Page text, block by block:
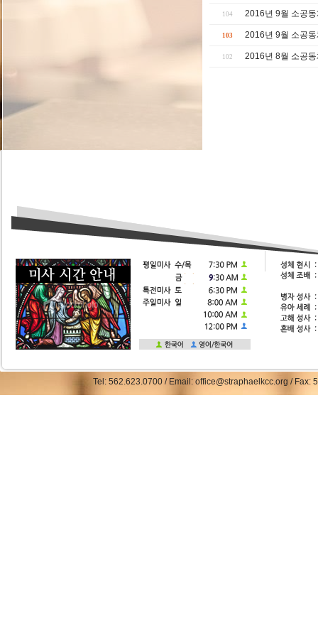
104 2016년 9월 소공
103 2016년 9월 소공
102 2016년 8월 소공
Tel: 562.623.0700 / Email: office@straphaelkcc.org /